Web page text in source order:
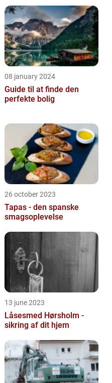
08 january 2024
Guide til at finde den
perfekte bolig
26 october 2023
Tapas - den spanske
smagsoplevelse
13 june 2023
Låsesmed Hørsholm -
sikring af dit hjem